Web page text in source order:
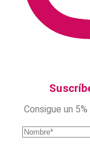
Consigue un